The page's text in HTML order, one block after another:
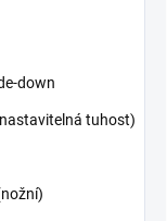
down
tuhost)